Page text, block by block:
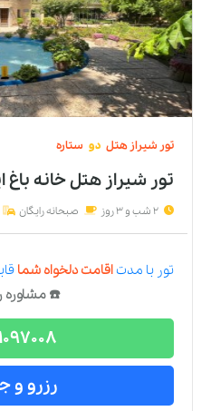
تور شیراز هتل دو ستاره
تور شیراز هتل خانه باغ
2 شب و 3 روز صبحانه رایگان
تور با مدتاقامت دلخواه شما
☎️ مشاوره
رزرو و